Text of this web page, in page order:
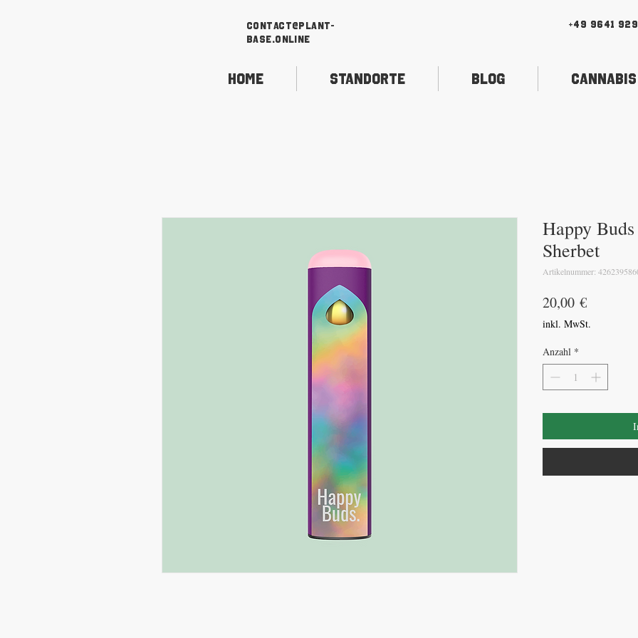
contact@plant-
base.online
+49 9641
Home Standorte Blog
Happy
Sherbet
Artikelnummer:
20,00 €Preis
inkl. MwSt.
Anzahl *